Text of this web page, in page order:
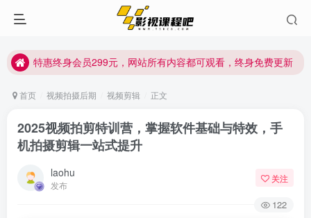
特惠终身会员299元，网站所有内容都可观看，终身免费更新
特惠终身会员299元，网站所有内容都可观看，终身免费更新
首页 视频拍摄后期 视频剪辑 正文
2025视频拍剪特训营，掌握软件基础与特效，手
机拍摄剪辑一站式提升
laohu
发布
关注
122